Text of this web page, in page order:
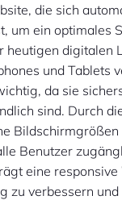
die sich
um ein optimales
heutigen digitalen
und Tablets
da sie
sind. Durch
Benutzer
eine
zu verbessern